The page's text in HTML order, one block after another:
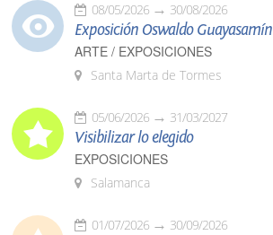
08/05/2026 30/08/2026
Exposición Oswaldo Guayasamín
ARTE / EXPOSICIONES
Santa Marta de Tormes
05/06/2026 31/03/2027
Visibilizar lo elegido
EXPOSICIONES
Salamanca
01/07/2026 30/09/2026